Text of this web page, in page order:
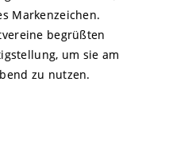
Markenzeichen.
begrüßten
um sie am
zu nutzen.